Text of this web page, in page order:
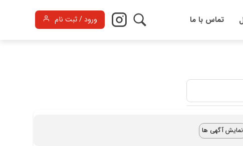
تماس با ما ورود / ثبت نام